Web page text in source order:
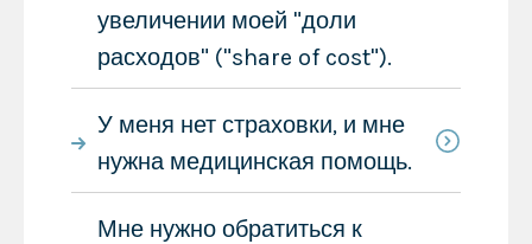
увеличении моей "доли
расходов" ("share of cost").
У меня нет страховки, и мне
нужна медицинская помощь.
Мне нужно обратиться к